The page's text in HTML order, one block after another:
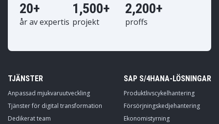
20+
år av expertis
1,500+
projekt
2,200+
proffs
TJÄNSTER
Anpassad mjukvaruutveckling
Tjänster för digital transformation
Dedikerat team
SAP S/4HANA-LÖSNINGAR
Produktlivscykelhantering
Försörjningskedjehantering
Ekonomistyrning